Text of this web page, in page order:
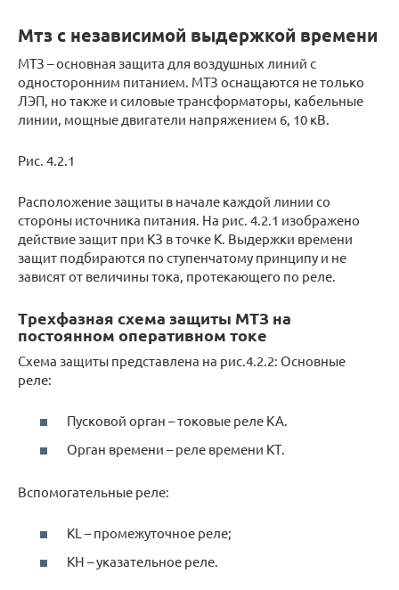
Мтз с независимой выдержкой времени
МТЗ – основная защита для воздушных линий с
односторонним питанием. МТЗ оснащаются не только
ЛЭП, но также и силовые трансформаторы, кабельные
линии, мощные двигатели напряжением 6, 10 кВ.
Рис. 4.2.1
Расположение защиты в начале каждой линии со
стороны источника питания. На рис. 4.2.1 изображено
действие защит при КЗ в точке К. Выдержки времени
защит подбираются по ступенчатому принципу и не
зависят от величины тока, протекающего по реле.
Трехфазная схема защиты МТЗ на
постоянном оперативном токе
Схема защиты представлена на рис.4.2.2: Основные
реле:
Пусковой орган – токовые реле КА.
Орган времени – реле времени КТ.
Вспомогательные реле:
KL – промежуточное реле;
KH – указательное реле.